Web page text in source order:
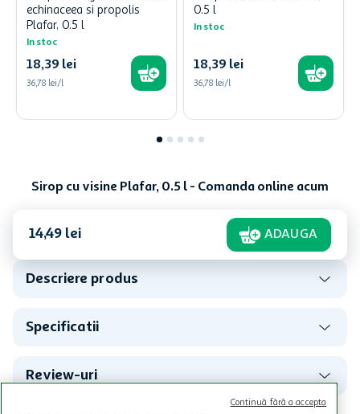
echinaceea si propolis
Plafar, 0.5 l
In stoc
18,39 lei
36,78 lei/l
0.5 l
In stoc
18,39 lei
36,78 lei/l
Sirop cu visine Plafar, 0.5 l - Comanda online acum
14,49 lei ADAUGA
Descriere produs
Specificatii
Review-uri
Continuă fără a accepta